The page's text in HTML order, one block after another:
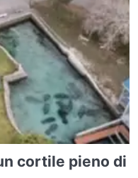
cortile pieno di